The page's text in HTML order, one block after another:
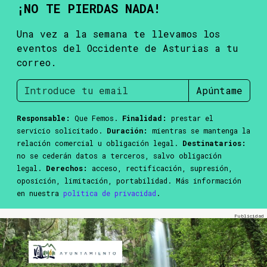
¡NO TE PIERDAS NADA!
Una vez a la semana te llevamos los
eventos del Occidente de Asturias a tu
correo.
Apúntame
Responsable: Que Femos. Finalidad:
prestar el
servicio solicitado. Duración:
mientras se mantenga la
relación comercial u obligación legal. Destinatarios:
no se cederán datos a terceros, salvo obligación
legal. Derechos:
acceso, rectificación, supresión,
oposición, limitación, portabilidad. Más información
en nuestra política de privacidad .